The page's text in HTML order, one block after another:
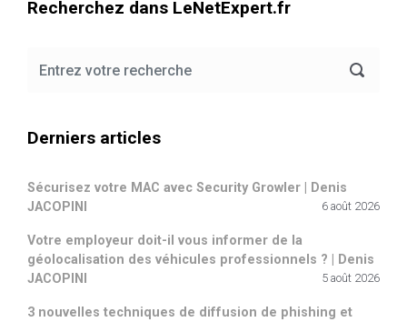
Recherchez dans LeNetExpert.fr
Derniers articles
Sécurisez votre MAC avec Security Growler | Denis
JACOPINI
6 août 2026
Votre employeur doit-il vous informer de la
géolocalisation des véhicules professionnels ? | Denis
JACOPINI
5 août 2026
3 nouvelles techniques de diffusion de phishing et